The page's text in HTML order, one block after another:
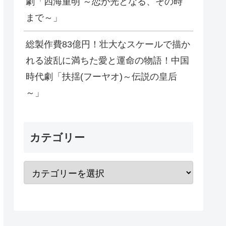
まで～」
総製作費83億円！壮大なスケールで描か
れる波乱に満ちた愛と運命の物語！中国
時代劇「扶揺(フーヤオ)～伝説の皇后
～」
カテゴリー